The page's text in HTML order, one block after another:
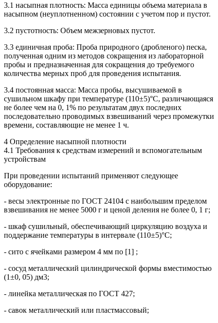
3.1 насыпная плотность: Масса единицы объема материала в
насыпном (неуплотненном) состоянии с учетом пор и пустот.
3.2 пустотность: Объем межзерновых пустот.
3.3 единичная проба: Проба природного (дробленого) песка,
полученная одним из методов сокращения из лабораторной
пробы и предназначенная для сокращения до требуемого
количества мерных проб для проведения испытания.
3.4 постоянная масса: Масса пробы, высушиваемой в
сушильном шкафу при температуре (110±5)°С, различающаяся
не более чем на 0, 1% по результатам двух последних
последовательно проводимых взвешиваний через промежутки
времени, составляющие не менее 1 ч.
4 Определение насыпной плотности
4.1 Требования к средствам измерений и вспомогательным
устройствам
При проведении испытаний применяют следующее
оборудование:
- весы электронные по ГОСТ 24104 с наибольшим пределом
взвешивания не менее 5000 г и ценой деления не более 0, 1 г;
- шкаф сушильный, обеспечивающий циркуляцию воздуха и
поддержание температуры в интервале (110±5)°С;
- сито с ячейками размером 4 мм по [1] ;
- сосуд металлический цилиндрической формы вместимостью
(1±0, 05) дм3;
- линейка металлическая по ГОСТ 427;
- савок металлический или пластмассовый;